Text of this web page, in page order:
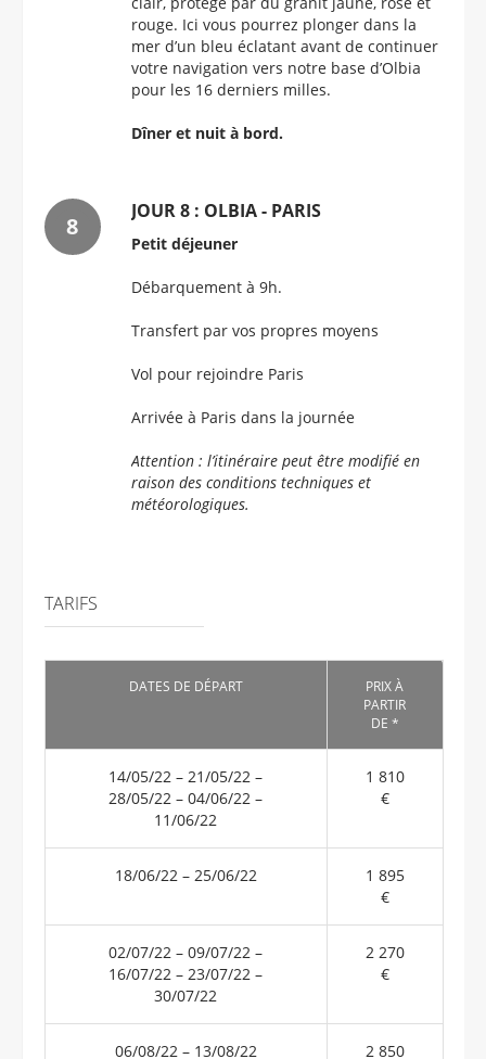
rouge. Ici vous pourrez plonger dans la
mer d’un bleu éclatant avant de continuer
votre navigation vers notre base d’Olbia
pour les 16 derniers milles.
Dîner et nuit à bord.
JOUR 8 : OLBIA - PARIS
Petit déjeuner
Débarquement à 9h.
Transfert par vos propres moyens
Vol pour rejoindre Paris
Arrivée à Paris dans la journée
Attention : l’itinéraire peut être modifié en
raison des conditions techniques et
météorologiques.
TARIFS
DATES DE DÉPART
PRIX À
PARTIR
DE *
14/05/22 – 21/05/22 –
28/05/22 – 04/06/22 –
11/06/22
1 810
€
18/06/22 – 25/06/22
1 895
€
02/07/22 – 09/07/22 –
16/07/22 – 23/07/22 –
30/07/22
2 270
€
06/08/22 – 13/08/22 2 850